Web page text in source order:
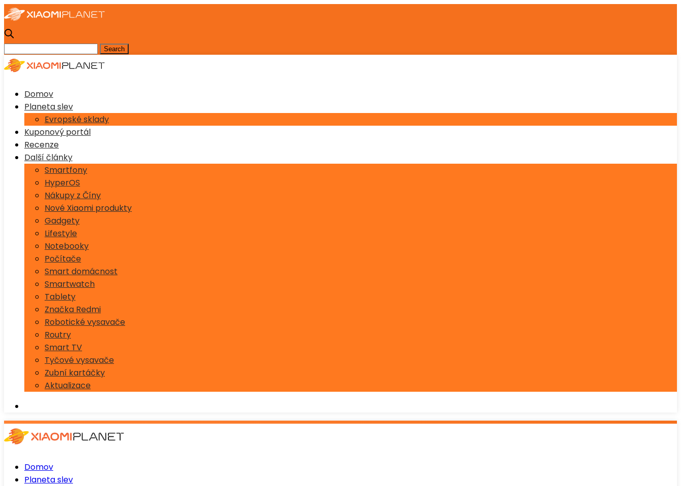
Domov
Planeta slev
Evropské sklady
Kuponový portál
Recenze
Další články
Smartfony
HyperOS
Nákupy z Číny
Nové Xiaomi produkty
Gadgety
Lifestyle
Notebooky
Počítače
Smart domácnost
Smartwatch
Tablety
Značka Redmi
Robotické vysavače
Routry
Smart TV
Tyčové vysavače
Zubní kartáčky
Aktualizace
Domov
Planeta slev